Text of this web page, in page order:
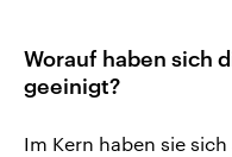
Worauf haben sich
geeinigt?
Im Kern haben sie